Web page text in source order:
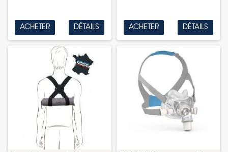
ACHETER DÉTAILS ACHETER DÉTAILS